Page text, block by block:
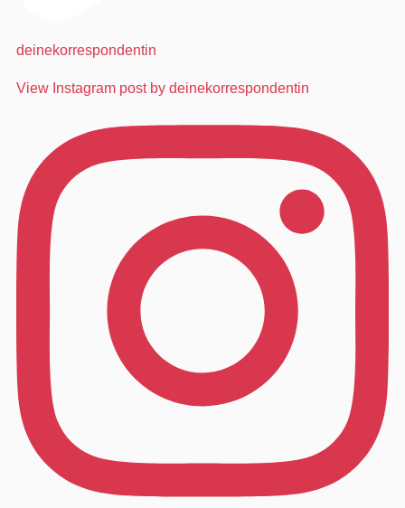
deinekorrespondentin
View Instagram post by deinekorrespondentin